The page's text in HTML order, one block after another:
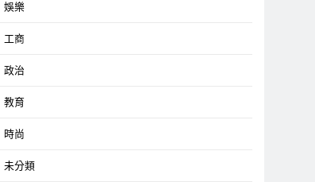
娛樂
工商
政治
教育
時尚
未分類